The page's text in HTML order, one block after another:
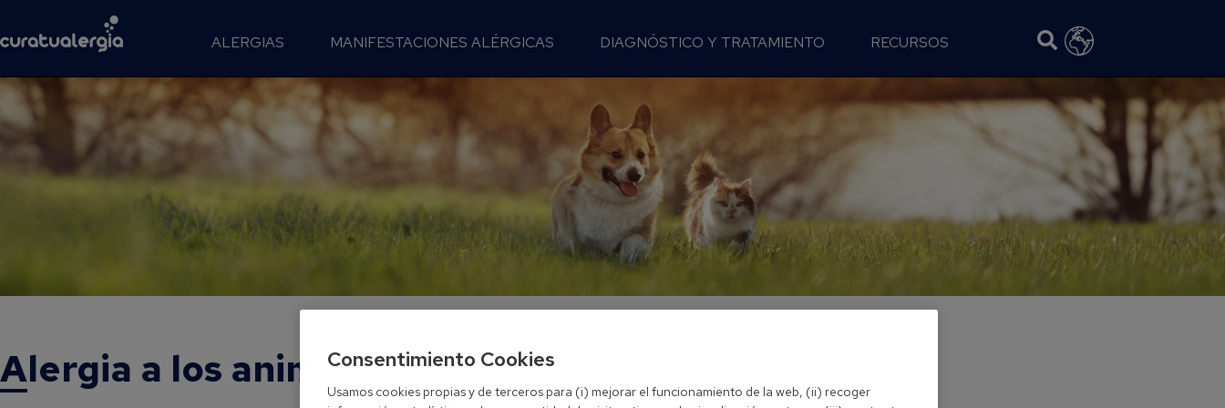
ALERGIAS MANIFESTACIONES ALÉRGICAS DIAGNÓSTICO Y TRATAMIENTO RECURSOS
Alergia a los animalesConsentimiento Cookies
Usamos cookies propias y de terceros para (i) mejorar el funcionamiento de la web, (ii) recoger